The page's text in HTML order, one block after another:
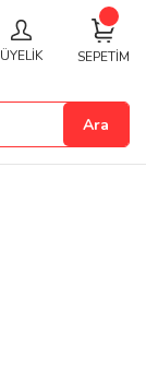
Ara
ÜYELİK SEPETİM